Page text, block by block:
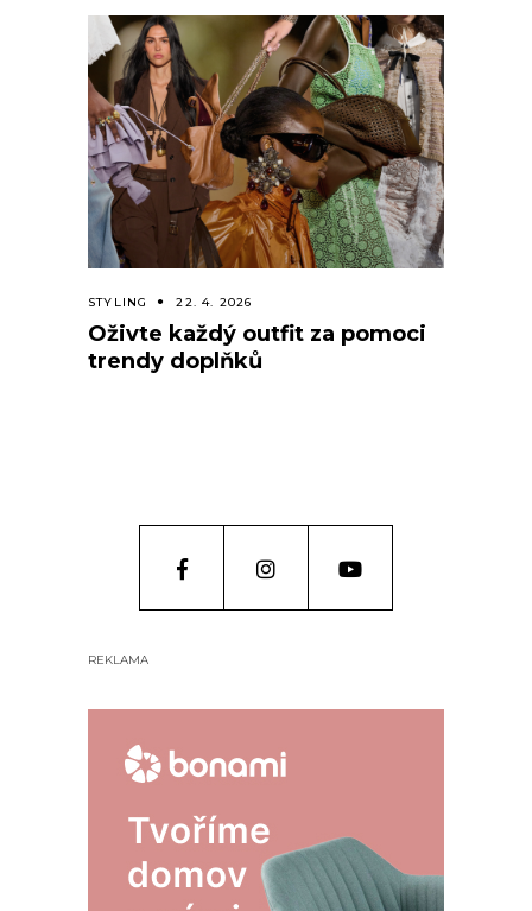
STYLING 22. 4. 2026
Oživte každý outfit za pomoci
trendy doplňků
REKLAMA